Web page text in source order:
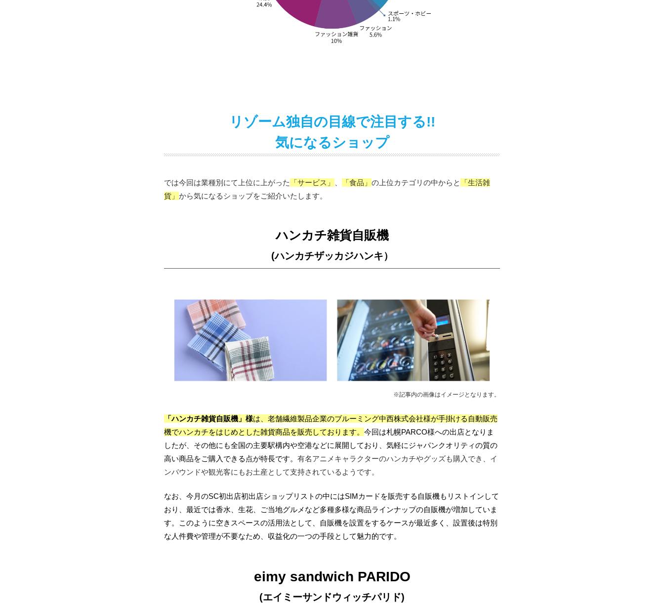
リゾーム独自の目線で注目する!!
気になるショップ
では今回は業種別にて上位に上がった 「サービス」 「食品」 の上位カテゴリの中からと
「生活雑
貨」 から気になるショップをご紹介いたします。
ハンカチ雑貨自販機
(ハンカチザッカジハンキ）
※記事内の画像はイメージとなります。
「ハンカチ雑貨自販機」様は、老舗繊維製品企業のブルーミング中西株式会社様が手掛ける自動販売
機でハンカチをはじめとした雑貨商品を販売しております。 今回は札幌PARCO様への出店となりま
したが、その他にも全国の主要駅構内や空港などに展開しており、気軽にジャパンクオリティの質の
高い商品をご購入できる点が特長です。 有名アニメキャラクターのハンカチやグッズも購入でき、イ
ンバウンドや観光客にもお土産として支持されているようです。
なお、 今月のSC初出店初出店ショップリストの中にはSIMカードを販売する自販機も リストインして
おり、最近では香水、生花、ご当地グルメなど多種多様な商品ラインナップの自販機が増加していま
す。このように空きスペースの活用法として、自販機を設置をするケースが最近多く、 設置後は特別
な人件費や管理が不要なため、収益化の一つの手段として魅力的です。
eimy sandwich PARIDO
(エイミーサンドウィッチパリド)